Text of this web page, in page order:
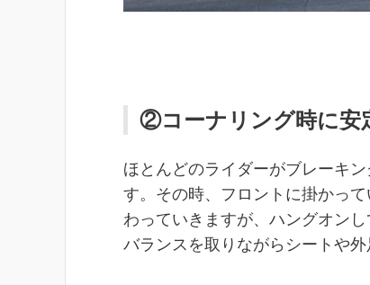
②コーナリング時に安
ほとんどのライダーがブレーキ
す。その時、フロントに掛かっ
わっていきますが、ハングオン
バランスを取りながらシートや